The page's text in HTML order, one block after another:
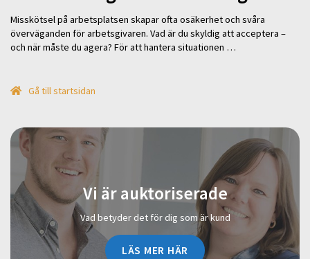
Misskötsel på arbetsplatsen skapar ofta osäkerhet och svåra
överväganden för arbetsgivaren. Vad är du skyldig att acceptera –
och när måste du agera? För att hantera situationen …
Gå till startsidan
Vi är auktoriserade
Vad betyder det för dig som är kund
LÄS MER HÄR